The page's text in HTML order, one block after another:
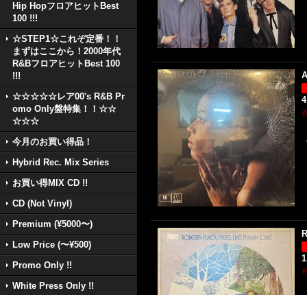
Hip HopフロアヒットBest
100 !!!
☆STEP1☆これぞ定番！！
まずはここから！2000年代
R&BフロアヒットBest 100
!!!
☆☆☆☆☆レア00's R&B Pr
omo Only盤特集！！☆☆
☆☆☆
今月のお買い得品！
Hybrid Rec. Mix Series
お買い得MIX CD !!
CD (Not Vinyl)
Premium (¥5000〜)
Low Price (〜¥500)
Promo Only !!
White Press Only !!